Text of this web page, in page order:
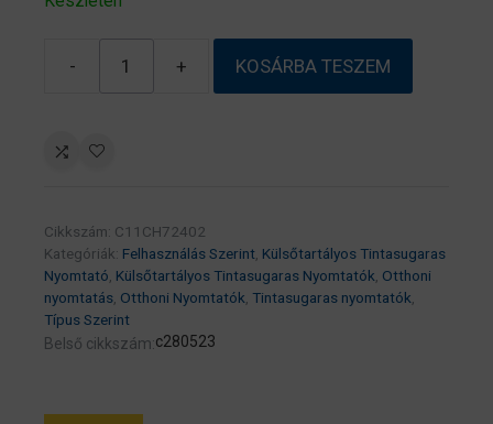
-
EPSON
4800×2400
DPI,
32
USB/LAN/Wifi
+ KOSÁRBA TESZEM
Cikkszám: C11CH72402
Kategóriák: Felhasználás Szerint Külsőtartályos Tintasugaras
Nyomtató Külsőtartályos Tintasugaras Nyomtatók Otthoni
nyomtatás Otthoni Nyomtatók Tintasugaras nyomtatók
Típus Szerint
Belső cikkszám:c280523